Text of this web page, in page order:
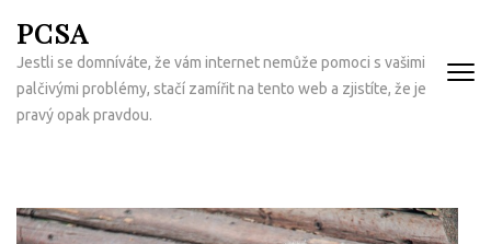
na
obsah
(Enter)
PCSA
Jestli se domníváte, že vám internet nemůže pomoci s vašimi
palčivými problémy, stačí zamířit na tento web a zjistíte, že je
pravý opak pravdou.